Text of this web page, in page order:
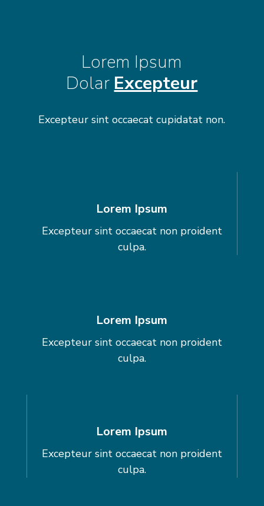
Lorem Ipsum
Dolar Excepteur
Excepteur sint occaecat cupidatat non.
Lorem Ipsum
Excepteur sint occaecat non proident
culpa.
Lorem Ipsum
Excepteur sint occaecat non proident
culpa.
Lorem Ipsum
Excepteur sint occaecat non proident
culpa.